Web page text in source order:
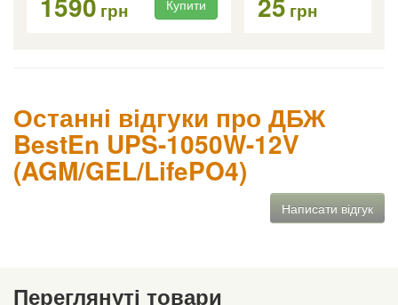
грн Купити грн
Останні відгуки про ДБЖ
BestEn UPS-1050W-12V
(AGM/GEL/LifePO4)
Написати відгук
Переглянуті товари